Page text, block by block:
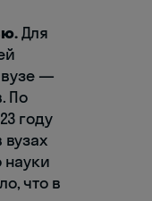
Для
вузе —
По
году
науки
что в